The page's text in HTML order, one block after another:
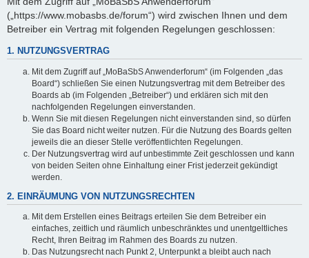
(„https://www.mobasbs.de/forum“) wird zwischen Ihnen und dem
Betreiber ein Vertrag mit folgenden Regelungen geschlossen:
1. NUTZUNGSVERTRAG
Mit dem Zugriff auf „MoBaSbS Anwenderforum“ (im Folgenden „das
Board“) schließen Sie einen Nutzungsvertrag mit dem Betreiber des
Boards ab (im Folgenden „Betreiber“) und erklären sich mit den
nachfolgenden Regelungen einverstanden.
Wenn Sie mit diesen Regelungen nicht einverstanden sind, so dürfen
Sie das Board nicht weiter nutzen. Für die Nutzung des Boards gelten
jeweils die an dieser Stelle veröffentlichten Regelungen.
Der Nutzungsvertrag wird auf unbestimmte Zeit geschlossen und kann
von beiden Seiten ohne Einhaltung einer Frist jederzeit gekündigt
werden.
2. EINRÄUMUNG VON NUTZUNGSRECHTEN
Mit dem Erstellen eines Beitrags erteilen Sie dem Betreiber ein
einfaches, zeitlich und räumlich unbeschränktes und unentgeltliches
Recht, Ihren Beitrag im Rahmen des Boards zu nutzen.
Das Nutzungsrecht nach Punkt 2, Unterpunkt a bleibt auch nach